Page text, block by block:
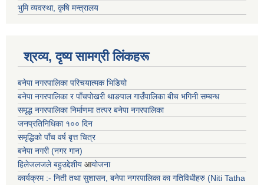
भुमि व्यवस्था, कृषि मन्त्रालय
श्रव्य, दृष्य सामग्री लिंकहरू
बनेपा नगरपालिका परिचयात्मक भिडियो
बनेपा नगरपालिका र पाँचपोखरी थाङपाल गाउँपालिका बीच भगिनी सम्बन्ध
समृद्ध नगरपालिका निर्माणमा तत्पर बनेपा नगरपालिका
जनप्रतिनिधिका १०० दिन
समृद्धिको पाँच वर्ष बृत्त चित्र
बनेपा नगरी (नगर गान)
हिलेजलजले बहुउद्देशीय आयोजना
कार्यक्रम :- निती तथा सुशासन, बनेपा नगरपालिका का गतिविधीहरु (Niti Tatha